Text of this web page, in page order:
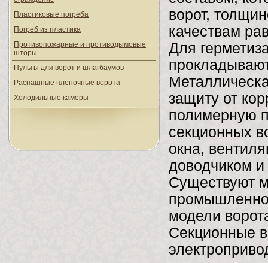
Пластиковые погреба
Погреб из пластика
Противопожарные и противодымовые
шторы
Пульты для ворот и шлагбаумов
Распашные пленочные ворота
Холодильные камеры
ворот,
качествам
Для
защиту от
полимерную
секционных
окна,
доводчиком
Существуют
модели
Секционные